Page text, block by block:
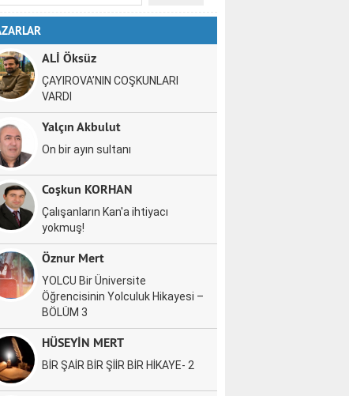
ALİ Öksüz
ÇAYIROVA’NIN COŞKUNLARI
VARDI
Yalçın Akbulut
On bir ayın sultanı
Coşkun KORHAN
Çalışanların Kan'a ihtiyacı
yokmuş!
Öznur Mert
YOLCU Bir Üniversite
Öğrencisinin Yolculuk Hikayesi –
BÖLÜM 3
HÜSEYİN MERT
BİR ŞAİR BİR ŞİİR BİR HİKAYE- 2